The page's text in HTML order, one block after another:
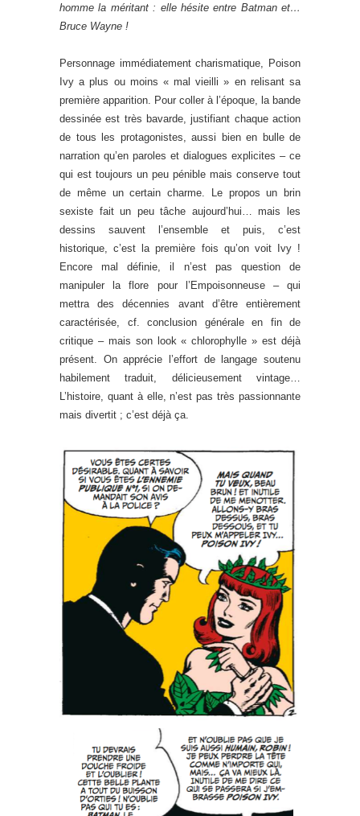
homme la méritant : elle hésite entre Batman et…
Bruce Wayne !
Personnage immédiatement charismatique, Poison
Ivy a plus ou moins « mal vieilli » en relisant sa
première apparition. Pour coller à l’époque, la bande
dessinée est très bavarde, justifiant chaque action
de tous les protagonistes, aussi bien en bulle de
narration qu’en paroles et dialogues explicites – ce
qui est toujours un peu pénible mais conserve tout
de même un certain charme. Le propos un brin
sexiste fait un peu tâche aujourd’hui… mais les
dessins sauvent l’ensemble et puis, c’est
historique, c’est la première fois qu’on voit Ivy !
Encore mal définie, il n’est pas question de
manipuler la flore pour l’Empoisonneuse – qui
mettra des décennies avant d’être entièrement
caractérisée, cf. conclusion générale en fin de
critique – mais son look « chlorophylle » est déjà
présent. On apprécie l’effort de langage soutenu
habilement traduit, délicieusement vintage…
L’histoire, quant à elle, n’est pas très passionnante
mais divertit ; c’est déjà ça.